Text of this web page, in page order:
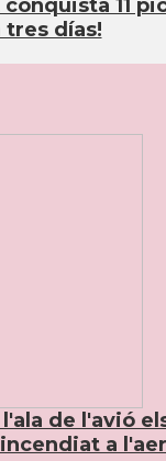
Catalans a
11
tres días!
de l'avió
a